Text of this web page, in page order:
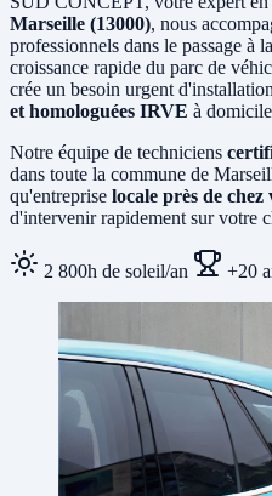
Marseille (13000), nous
professionnels dans le passage à la
croissance rapide du parc de
crée un besoin urgent
et homologuées IRVE à
Notre équipe de techniciens
dans toute la commune de
qu'entreprise locale près de chez
d'intervenir rapidement sur votre
2 800h de soleil/an +20